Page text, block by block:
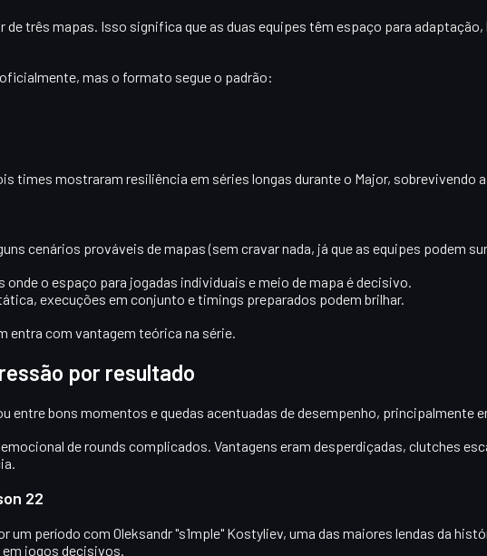
de três mapas. Isso significa que as duas equipes têm espaço para
mas o formato segue o padrão:
times mostraram resiliência em séries longas durante o Major,
cenários prováveis de mapas (sem cravar nada, já que as equipes podem
o espaço para jogadas individuais e meio de mapa é decisivo.
execuções em conjunto e timings preparados podem brilhar.
entra com vantagem teórica na série.
por resultado
entre bons momentos e quedas acentuadas de desempenho, principalmente
de rounds complicados. Vantagens eram desperdiçadas, clutches
22
um período com Oleksandr "s1mple" Kostyliev, uma das maiores lendas da
jogos decisivos.